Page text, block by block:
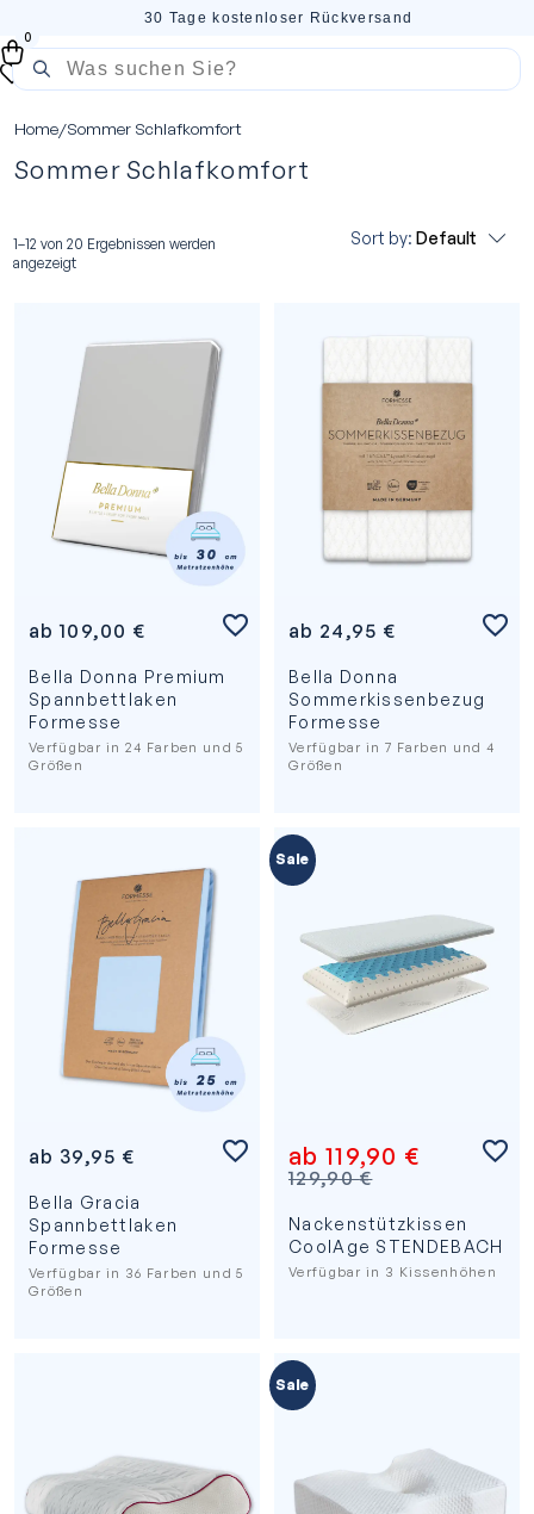
30 Tage kostenloser Rückversand
0
Home/Sommer Schlafkomfort
Sommer Schlafkomfort
1–12 von 20 Ergebnissen werden
angezeigt
Sort by: Default
ab109,00 €
Bella Donna Premium
Spannbettlaken
Formesse
Verfügbar in 24 Farben und 5
Größen
ab 24,95 €
Bella Donna
Sommerkissenbezug
Formesse
Verfügbar in 7 Farben und 4
Größen
ab 39,95 €
Bella Gracia
Spannbettlaken
Formesse
Verfügbar in 36 Farben und 5
Größen
Sale
129,90€
ab 119,90 €
Nackenstützkissen
CoolAge STENDEBACH
Verfügbar in 3 Kissenhöhen
Sale